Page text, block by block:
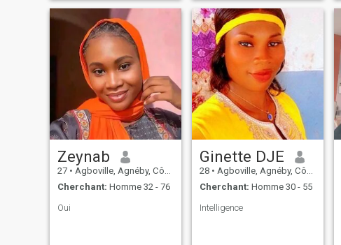
Zeynab
27 • Agboville, Agnéby, Côte d'ivoire
Cherchant: Homme 32 - 76
Oui
Ginette DJE
28 • Agboville, Agnéby, Côte d'ivoire
Cherchant: Homme 30 - 55
Intelligence